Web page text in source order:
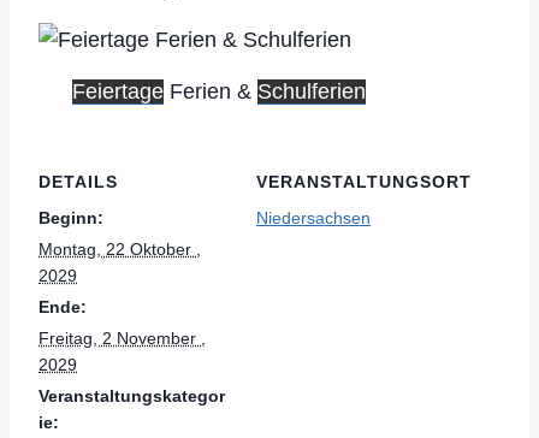
Feiertage Ferien & Schulferien
DETAILS
Beginn:
Montag, 22 Oktober ,
2029
Ende:
Freitag, 2 November ,
2029
Veranstaltungskategor
ie:
VERANSTALTUNGSORT
Niedersachsen